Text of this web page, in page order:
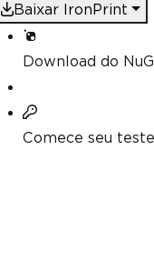
Baixar IronPrint
Download do
Comece seu